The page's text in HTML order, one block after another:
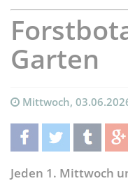
Garten
Mittwoch,
teilentwittern teilen teilen
Jeden 1. Mittwoch